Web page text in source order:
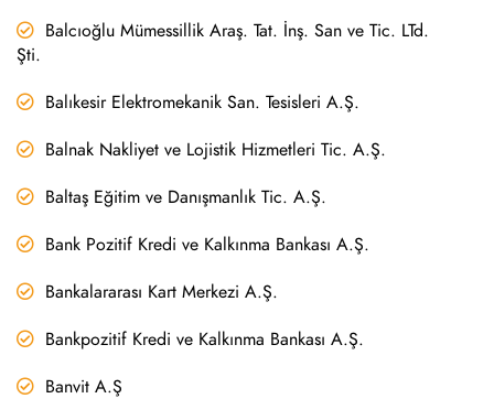
Balcıoğlu Mümessillik Araş. Tat. İnş. San ve Tic. LTd.
Şti.
Balıkesir Elektromekanik San. Tesisleri A.Ş.
Balnak Nakliyet ve Lojistik Hizmetleri Tic. A.Ş.
Baltaş Eğitim ve Danışmanlık Tic. A.Ş.
Bank Pozitif Kredi ve Kalkınma Bankası A.Ş.
Bankalararası Kart Merkezi A.Ş.
Bankpozitif Kredi ve Kalkınma Bankası A.Ş.
Banvit A.Ş